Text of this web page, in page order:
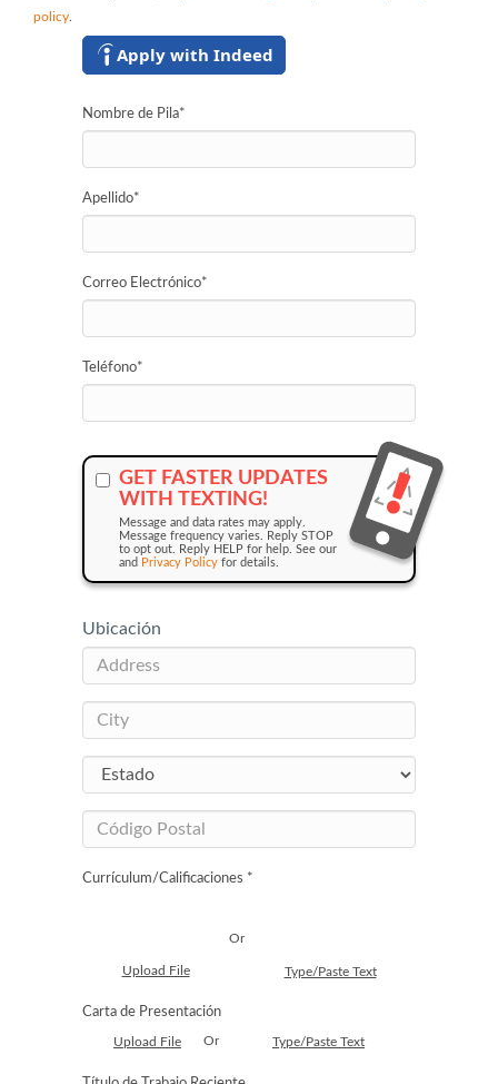
policy
Apply with Indeed
Nombre de Pila*
Apellido*
Correo Electrónico*
Teléfono*
GET FASTER UPDATES
WITH TEXTING!
Message and data rates may apply.
Message frequency varies. Reply STOP
to opt out. Reply HELP for help. See our
and Privacy Policy for details.
Ubicación
Currículum/Calificaciones *
Upload File
Or
Type/Paste Text
Carta de Presentación
Upload File Or Type/Paste Text